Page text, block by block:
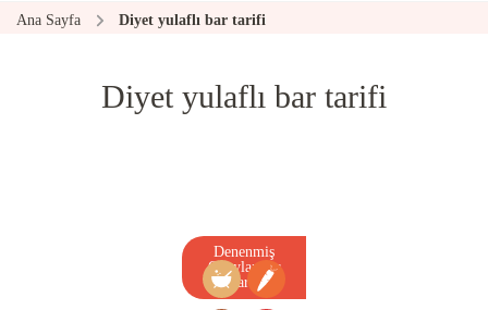
Ana Sayfa Diyet yulaflı bar tarifi
Diyet yulaflı bar tarifi
Denenmiş
Onaylanmış
Tarif